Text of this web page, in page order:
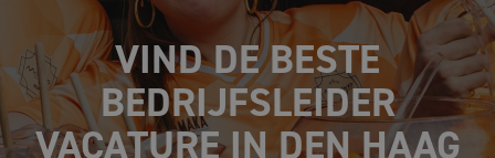
VIND DE BESTE
BEDRIJFSLEIDER
VACATURE IN DEN HAAG